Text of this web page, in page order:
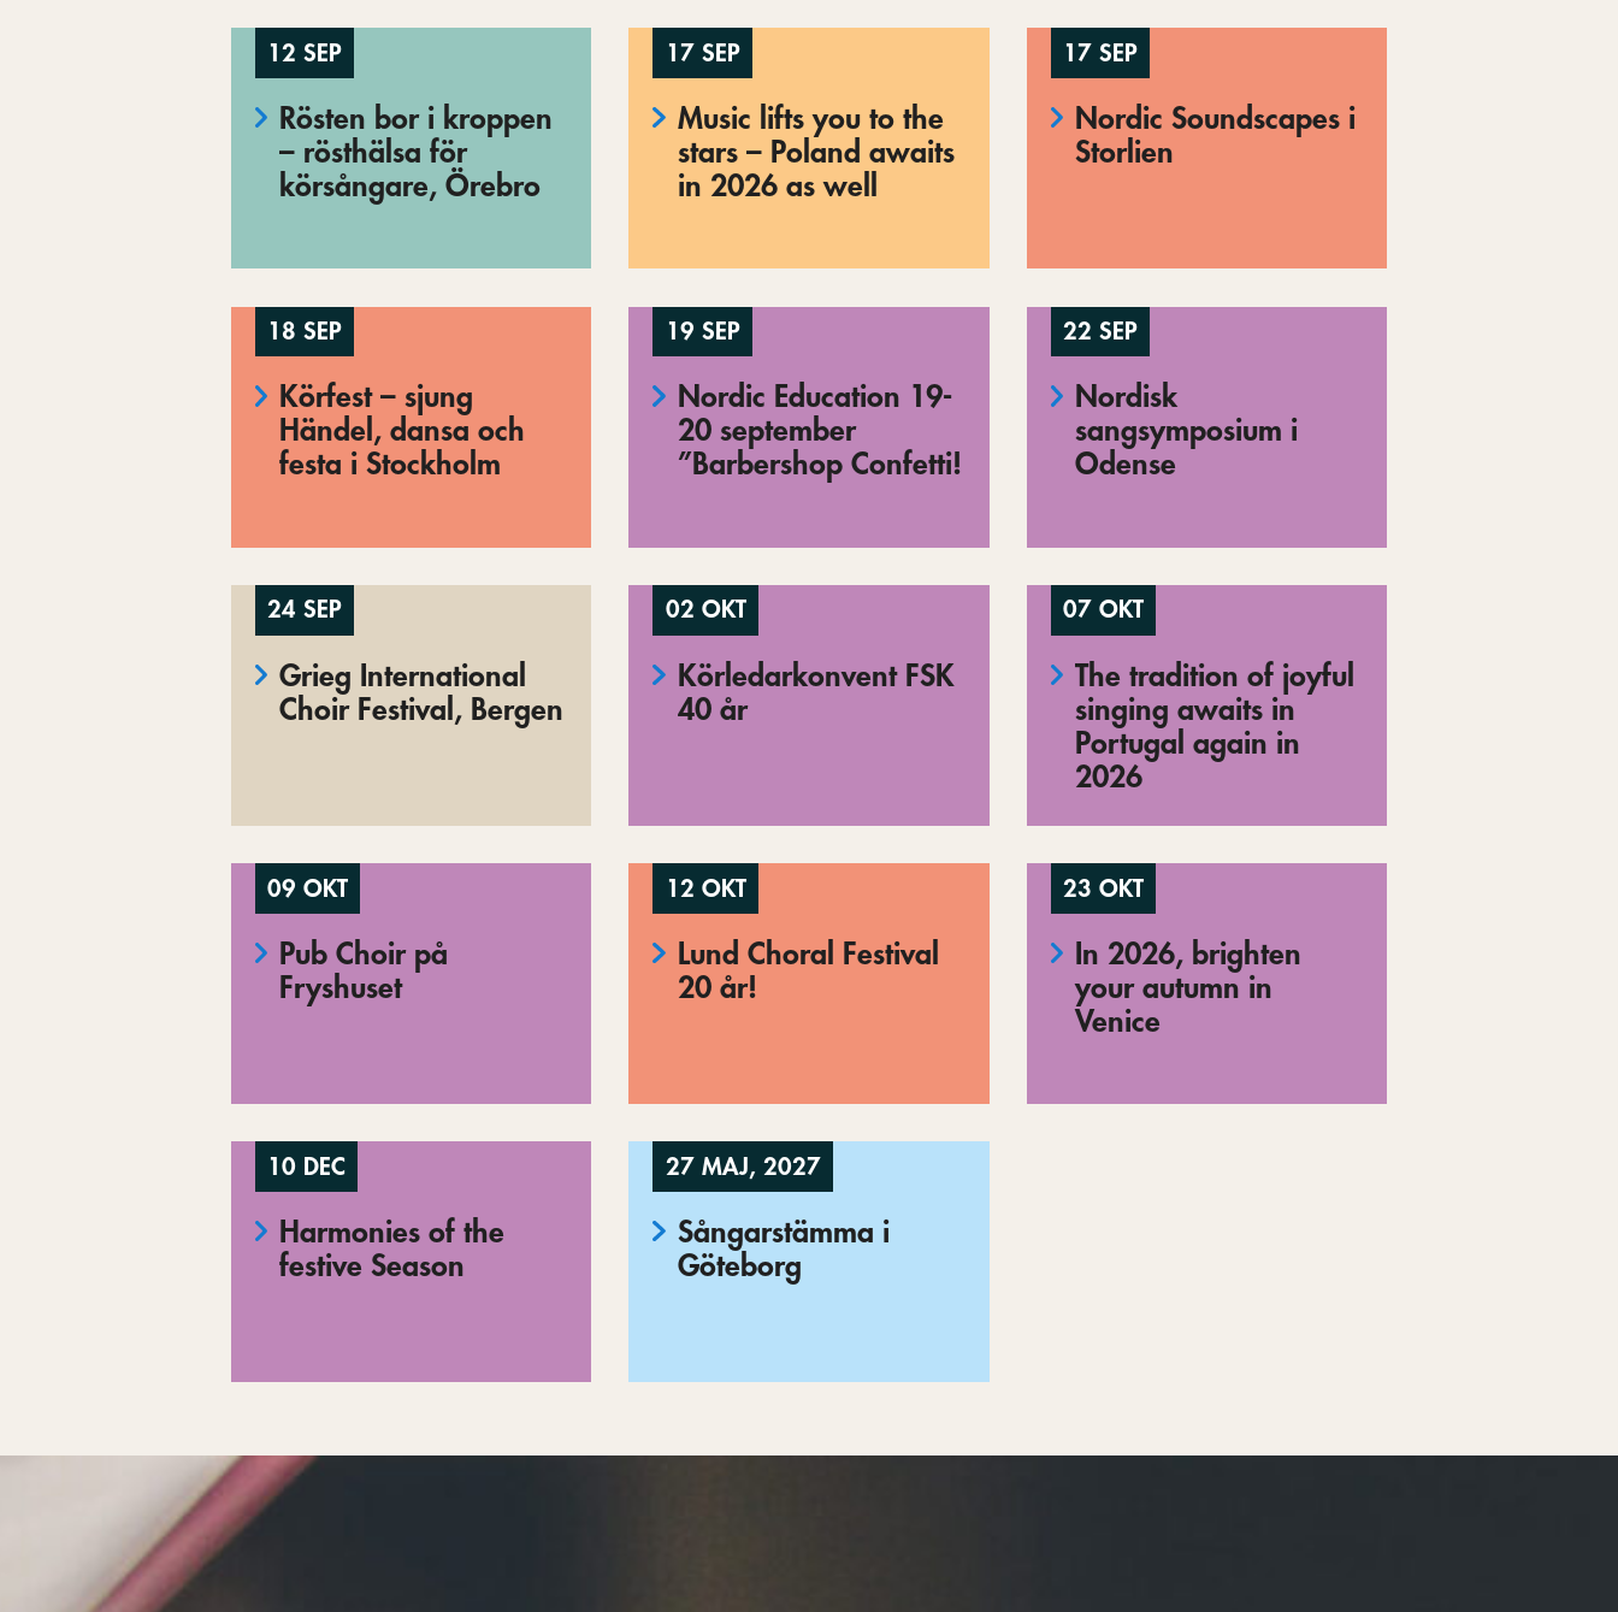
12 SEP
Rösten bor i kroppen
– rösthälsa för
körsångare, Örebro
17 SEP
Music lifts you to the
stars – Poland awaits
in 2026 as well
17 SEP
Nordic Soundscapes i
Storlien
18 SEP
Körfest – sjung
Händel, dansa och
festa i Stockholm
19 SEP
Nordic Education 19-
20 september
”Barbershop Confetti!
22 SEP
Nordisk
sangsymposium i
Odense
24 SEP
Grieg International
Choir Festival, Bergen
02 OKT
Körledarkonvent FSK
40 år
07 OKT
The tradition of joyful
singing awaits in
Portugal again in
2026
09 OKT
Pub Choir på
Fryshuset
12 OKT
Lund Choral Festival
20 år!
23 OKT
In 2026, brighten
your autumn in
Venice
10 DEC
Harmonies of the
festive Season
27 MAJ, 2027
Sångarstämma i
Göteborg